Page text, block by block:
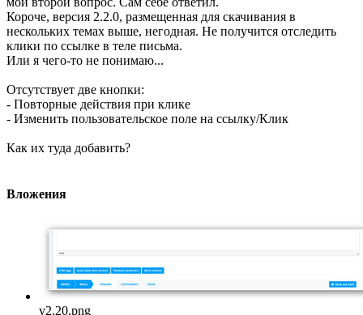
Короче, версия 2.2.0, размещенная для скачивания в
нескольких темах выше, негодная. Не получится отследить
клики по ссылке в теле письма.
Или я чего-то не понимаю...
Отсутствует две кнопки:
- Повторные действия при клике
- Изменить пользовательское поле на ссылку/Клик
Как их туда добавить?
Вложения
v2.20.png